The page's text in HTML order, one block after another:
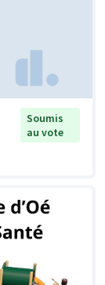
Soumis
au vote